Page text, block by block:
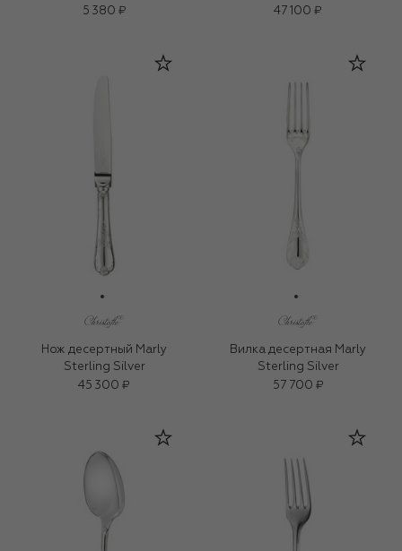
5 380 ₽
47 100 ₽
Нож десертный Marly
Sterling Silver
45 300 ₽
Вилка десертная Marly
Sterling Silver
57 700 ₽